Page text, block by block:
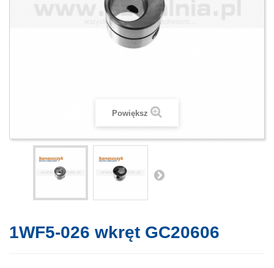
Powiększ
1WF5-026 wkręt GC20606